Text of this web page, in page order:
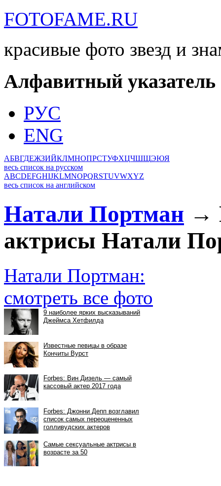
FOTOFAME.RU
красивые фото звезд и
Алфавитный указатель
РУС
ENG
АБВГДЕЖЗИЙКЛМНОПРСТУФХЦЧШЩЭЮЯ
весь список на русском
ABCDEFGHIJKLMNOPQRSTUVWXYZ
весь список на английском
Натали Портман →
актрисы Натали
Натали Портман:
смотреть все фото